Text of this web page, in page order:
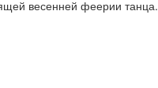
весенней феерии танца.